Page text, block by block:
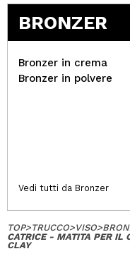
BRONZER
Bronzer in crema
Bronzer in polvere
Vedi tutti da Bronzer
TOP>TRUCCO>VISO>
CATRICE - MATITA PER IL
CLAY